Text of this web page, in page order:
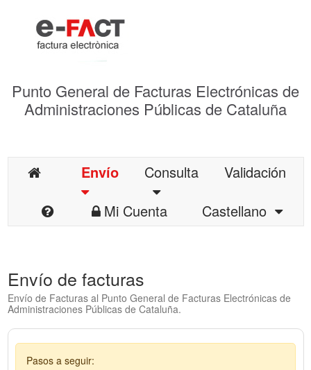
Punto General de Facturas Electrónicas de
Administraciones Públicas de Cataluña
Envío Consulta
Validación
Mi Cuenta
Castellano
Envío de facturas
Envío de Facturas al Punto General de Facturas Electrónicas de
Administraciones Públicas de Cataluña.
Pasos a seguir: